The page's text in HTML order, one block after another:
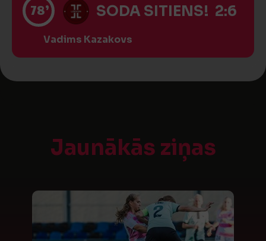
78’ SODA SITIENS! 2:6
Vadims Kazakovs
Jaunākās ziņas